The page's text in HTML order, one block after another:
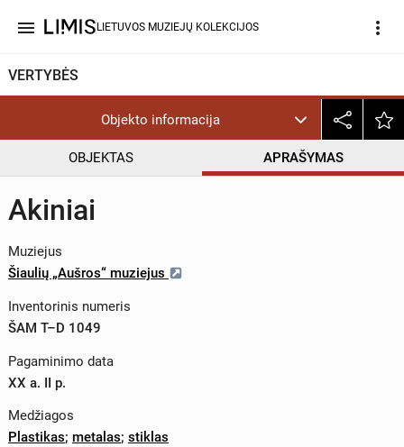
menu LIETUVOS MUZIEJŲ KOLEKCIJOS more_vert
VERTYBĖS
Objekto informacija
OBJEKTAS APRAŠYMAS
Akiniai
Muziejus
Šiaulių „Aušros“ muziejus
Inventorinis numeris
ŠAM T–D 1049
Pagaminimo data
XX a. II p.
Medžiagos
Plastikas; metalas; stiklas